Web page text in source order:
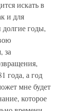
искать в
и для
годы,
за
года, а год
мне будет
которое